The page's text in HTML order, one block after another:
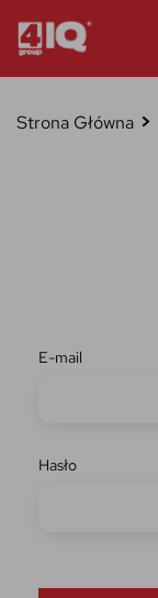
Strona Główna
E-mail
Hasło